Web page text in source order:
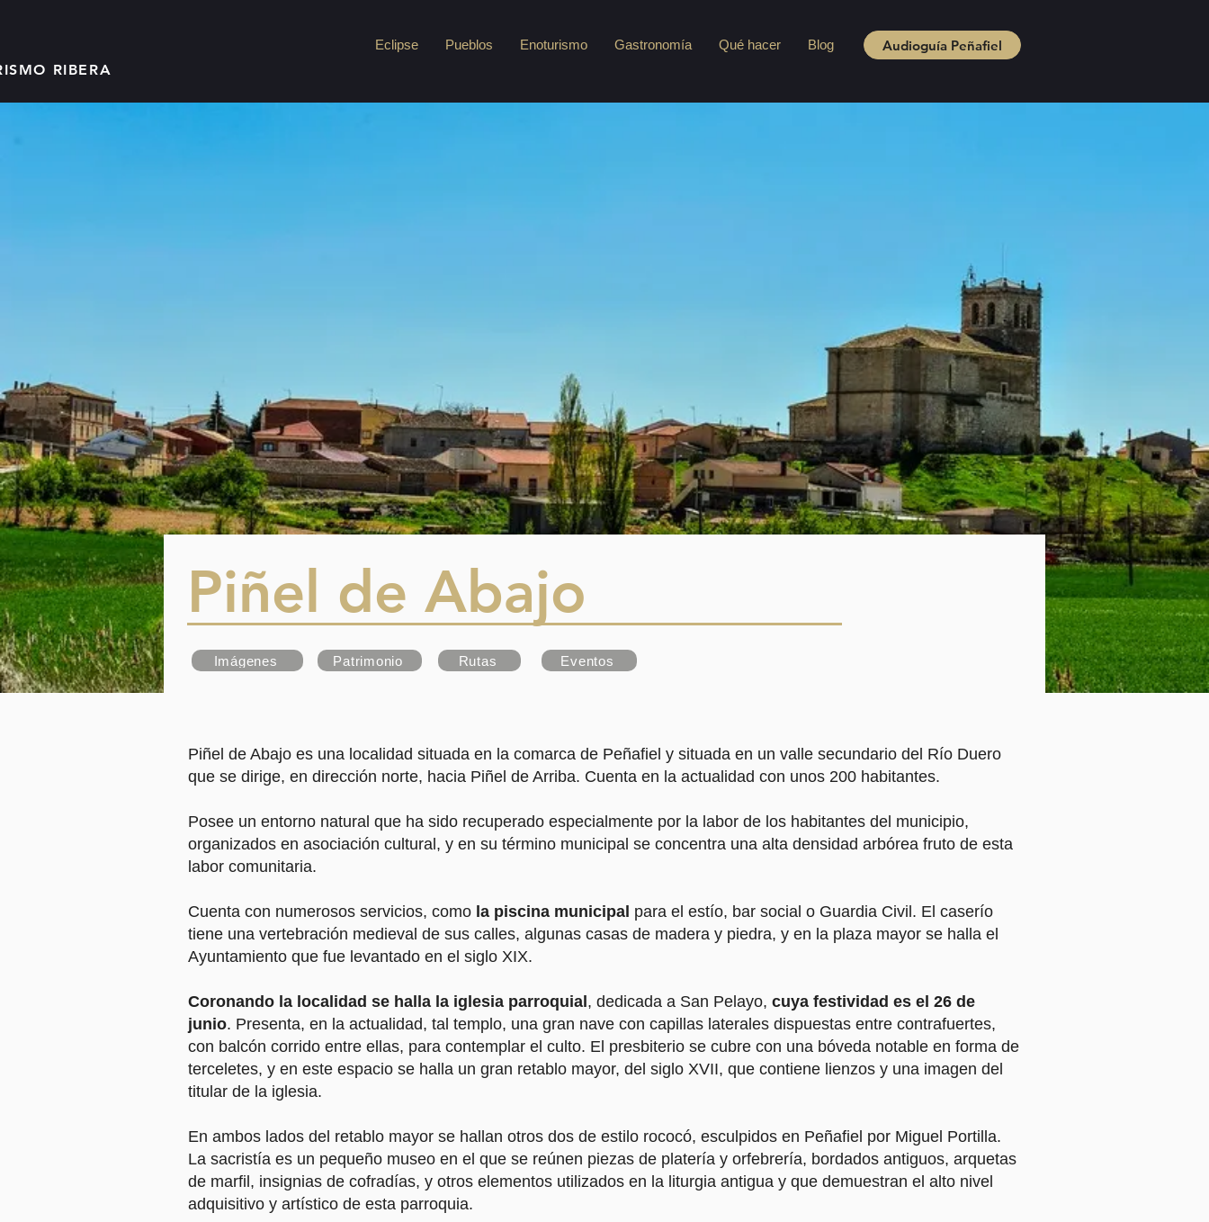
RIBERA
Eclipse Pueblos Enoturismo Gastronomía Qué hacer Blog Audioguía Peñafiel
Piñel de Abajo
Patrimonio
Imágenes Eventos
Rutas
Piñel de Abajo es una localidad situada en la comarca de Peñafiel y situada en un valle secundario del Río Duero
que se dirige, en dirección norte, hacia Piñel de Arriba. Cuenta en la actualidad con unos 200 habitantes.
Posee un entorno natural que ha sido recuperado especialmente por la labor de los habitantes del municipio,
organizados en asociación cultural, y en su término municipal se concentra una alta densidad arbórea fruto de esta
labor comunitaria.
Cuenta con numerosos servicios, como la piscina municipal para el estío, bar social o Guardia Civil. El caserío
tiene una vertebración medieval de sus calles, algunas casas de madera y piedra, y en la plaza mayor se halla el
Ayuntamiento que fue levantado en el siglo XIX.
Coronando la localidad se halla la iglesia parroquial , dedicada a San Pelayo, cuya festividad es el 26 de
junio. Presenta, en la actualidad, tal templo, una gran nave con capillas laterales dispuestas entre contrafuertes,
con balcón corrido entre ellas, para contemplar el culto. El presbiterio se cubre con una bóveda notable en forma de
terceletes, y en este espacio se halla un gran retablo mayor, del siglo XVII, que contiene lienzos y una imagen del
titular de la iglesia.
En ambos lados del retablo mayor se hallan otros dos de estilo rococó, esculpidos en Peñafiel por Miguel Portilla.
La sacristía es un pequeño museo en el que se reúnen piezas de platería y orfebrería, bordados antiguos, arquetas
de marfil, insignias de cofradías, y otros elementos utilizados en la liturgia antigua y que demuestran el alto nivel
adquisitivo y artístico de esta parroquia.